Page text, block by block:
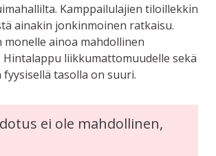
Kamppailulajien tiloillekkin
ainakin jonkinmoinen ratkaisu.
monelle ainoa mahdollinen
liikkumattomuudelle sekä
tasolla on suuri.
ei ole mahdollinen,